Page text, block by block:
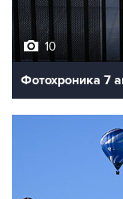
10
Фотохроника 7